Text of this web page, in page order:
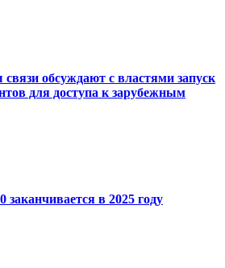
связи обсуждают с властями запуск
для доступа к зарубежным
в 2025 году